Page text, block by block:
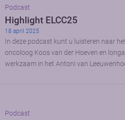
Podcast
Highlight ELCC25
18 april 2025
In deze podcast kunt u luisteren naar
oncoloog Koos van der Hoeven en
werkzaam in het Antoni van
Podcast